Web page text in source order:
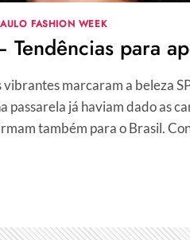
FASHION WEEK
para
marcaram a beleza
passarela já haviam dado as
também para o Brasil.